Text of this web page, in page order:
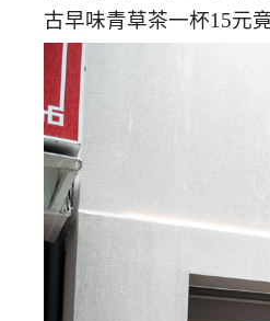
古早味青草茶一杯15元